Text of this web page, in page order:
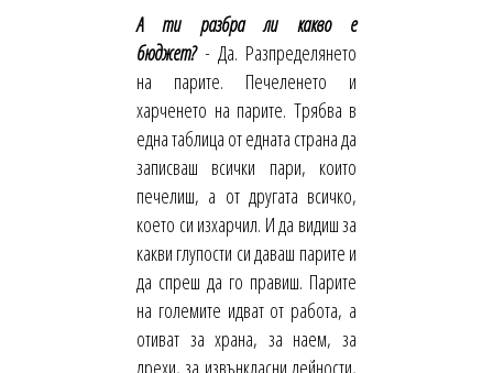
А ти разбра ли какво е
бюджет? - Да. Разпределянето
на парите. Печеленето и
харченето на парите. Трябва в
една таблица от едната страна да
записваш всички пари, които
печелиш, а от другата всичко,
което си изхарчил. И да видиш за
какви глупости си даваш парите и
да спреш да го правиш. Парите
на големите идват от работа, а
отиват за храна, за наем, за